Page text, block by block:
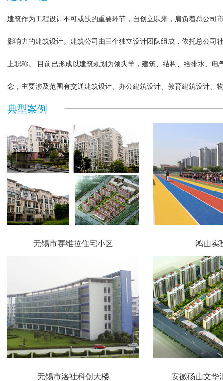
建筑作为工程设计不可或缺的重要环节，自创立以来，肩负着总公司
影响力的建筑设计。建筑公司由三个独立设计团队组成，依托总公司
上职称。 目前已形成以建筑规划为领头羊，建筑、结构、给排水、
念，主要涉及范围有交通建筑设计、办公建筑设计、教育建筑设计、
典型案例
无锡市赛维拉住宅小区 鸿山实
无锡市洛社科创大楼 安徽砀山文华